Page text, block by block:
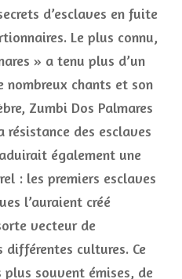
d’esclaves en fuite
Le plus connu,
» a tenu plus d’un
chants et son
Zumbi Dos Palmares
résistance des esclaves
également une
: les premiers esclaves
l’auraient créé
vecteur de
cultures. Ce
souvent émises, de